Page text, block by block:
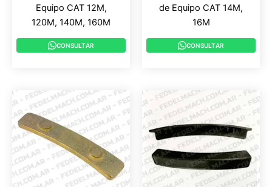
Equipo CAT 12M,
120M, 140M, 160M
CONSULTAR
de Equipo CAT 14M,
16M
CONSULTAR